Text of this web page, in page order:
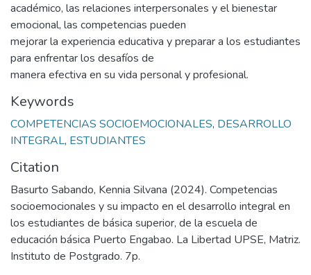
académico, las relaciones interpersonales y el bienestar
emocional, las competencias pueden
mejorar la experiencia educativa y preparar a los estudiantes
para enfrentar los desafíos de
manera efectiva en su vida personal y profesional.
Keywords
COMPETENCIAS SOCIOEMOCIONALES, DESARROLLO
INTEGRAL, ESTUDIANTES
Citation
Basurto Sabando, Kennia Silvana (2024). Competencias
socioemocionales y su impacto en el desarrollo integral en
los estudiantes de básica superior, de la escuela de
educación básica Puerto Engabao. La Libertad UPSE, Matriz.
Instituto de Postgrado. 7p.